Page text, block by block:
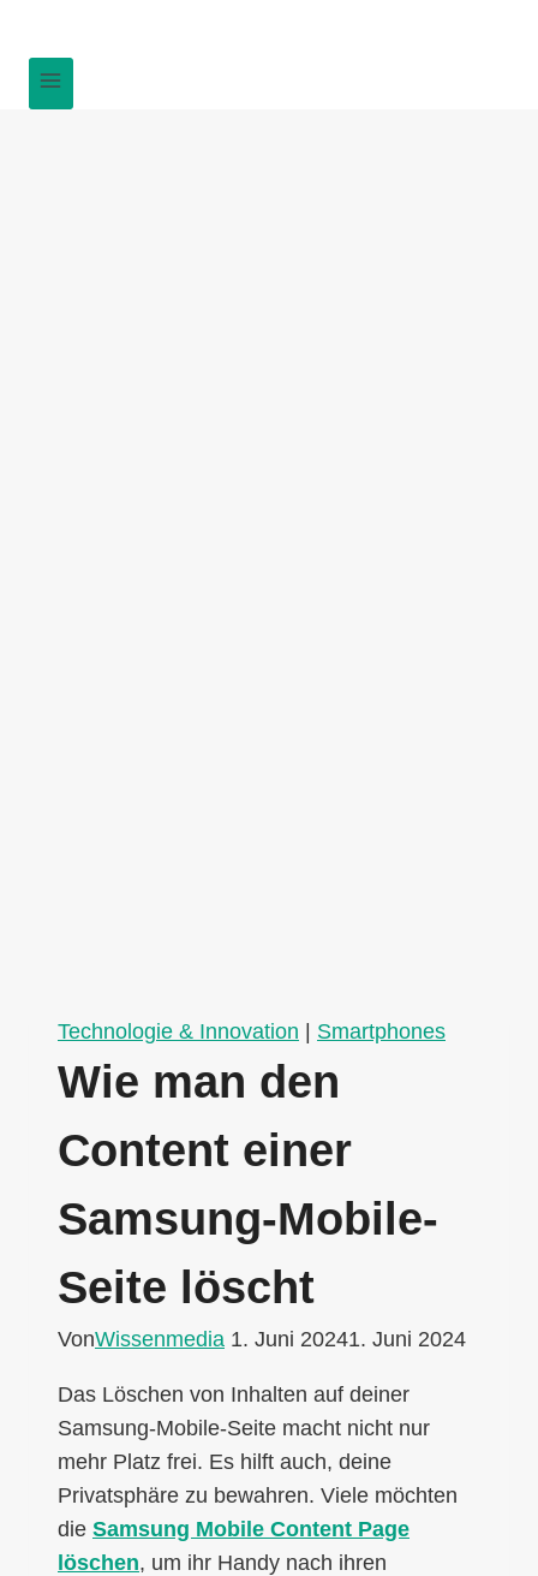
Technologie & Innovation | Smartphones
Wie man den
Content einer
Samsung-Mobile-
Seite löscht
VonWissenmedia 1. Juni 20241. Juni 2024
Das Löschen von Inhalten auf deiner
Samsung-Mobile-Seite macht nicht nur
mehr Platz frei. Es hilft auch, deine
Privatsphäre zu bewahren. Viele möchten
die Samsung Mobile Content Page
löschen, um ihr Handy nach ihren